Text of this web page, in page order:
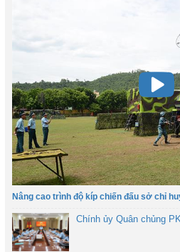
Nâng cao trình độ kíp chiến đấu sở chỉ
Chính ủy Quân chủng